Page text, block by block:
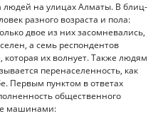
на улицах Алматы. В блиц-
разного возраста и пола:
двое из них засомневались,
а семь респондентов
которая их волнует. Также людям
перенаселенность, как
Первым пунктом в ответах
общественного
машинами: